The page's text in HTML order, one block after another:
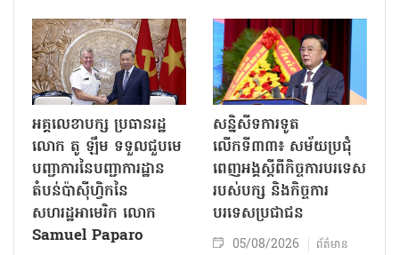
អគ្គលេខាបក្ស ប្រធានរដ្ឋ
លោក តូ ឡឹម ទទួលជួបមេ
បញ្ជាការនៃបញ្ជាការដ្ឋាន
តំបន់ប៉ាស៊ីហ្វិកនៃ
សហរដ្ឋអាមេរិក លោក
Samuel Paparo
សន្និសីទការទូត
លើកទី៣៣៖ សម័យប្រជុំ
ពេញអង្គស្តីពីកិច្ច​ការបរទេស
របស់​បក្ស និងកិច្ច​ការ
បរទេសប្រជាជន
05/08/2026 ព័ត៌មាន